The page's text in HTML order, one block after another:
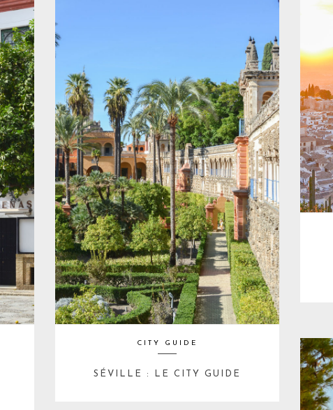
CITY GUIDE
SÉVILLE : LE CITY GUIDE